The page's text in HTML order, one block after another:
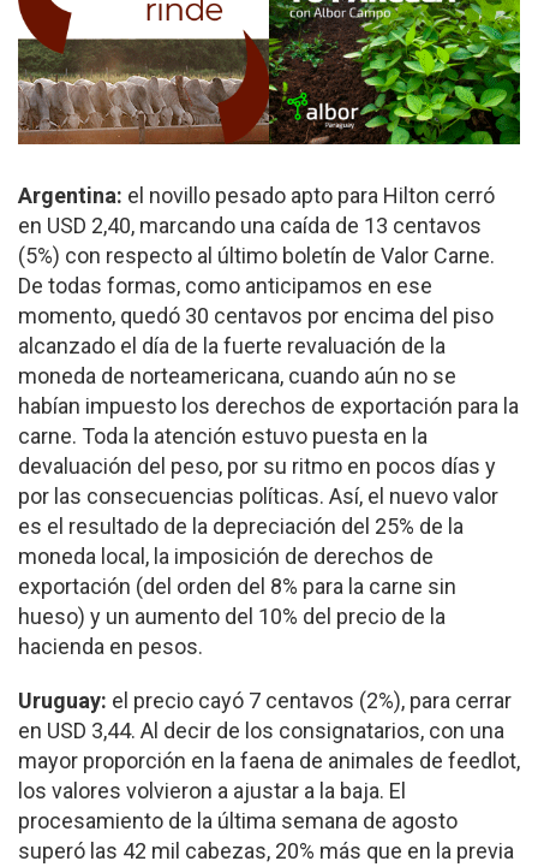
Argentina: el novillo pesado apto para Hilton cerró
en USD 2,40, marcando una caída de 13 centavos
(5%) con respecto al último boletín de Valor Carne.
De todas formas, como anticipamos en ese
momento, quedó 30 centavos por encima del piso
alcanzado el día de la fuerte revaluación de la
moneda de norteamericana, cuando aún no se
habían impuesto los derechos de exportación para la
carne. Toda la atención estuvo puesta en la
devaluación del peso, por su ritmo en pocos días y
por las consecuencias políticas. Así, el nuevo valor
es el resultado de la depreciación del 25% de la
moneda local, la imposición de derechos de
exportación (del orden del 8% para la carne sin
hueso) y un aumento del 10% del precio de la
hacienda en pesos.
Uruguay: el precio cayó 7 centavos (2%), para cerrar
en USD 3,44. Al decir de los consignatarios, con una
mayor proporción en la faena de animales de feedlot,
los valores volvieron a ajustar a la baja. El
procesamiento de la última semana de agosto
superó las 42 mil cabezas, 20% más que en la previa